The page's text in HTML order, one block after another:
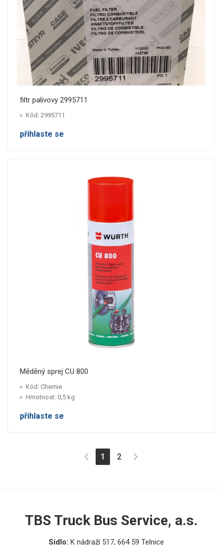
filtr palivovy 2995711
Kód: 2995711
přihlaste se
Měděný sprej CU 800
Kód: Chemie
Hmotnost: 0,5 kg
přihlaste se
1 (aktuální)
2
TBS Truck Bus Service, a.s.
Sídlo: K nádraží 517, 664 59 Telnice